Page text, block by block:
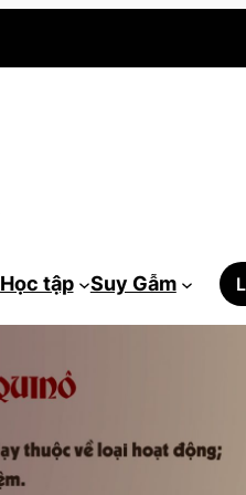
Học tập Suy Gẫm